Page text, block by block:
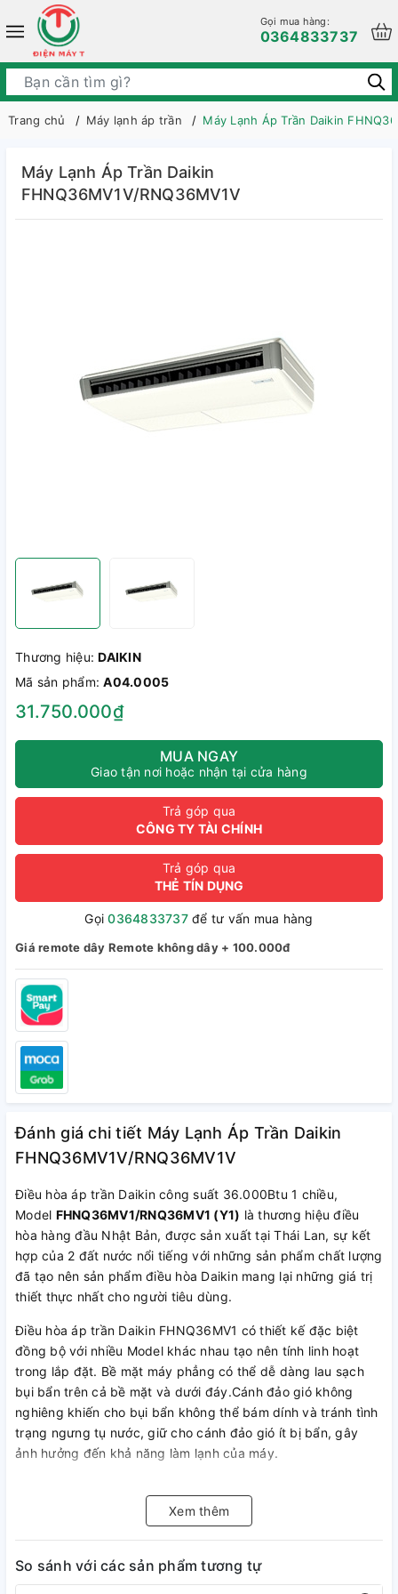
Gọi mua hàng:
0364833737
Trang chủ Máy lạnh áp trần Máy Lạnh Áp Trần Daikin
Máy Lạnh Áp Trần Daikin
FHNQ36MV1V/RNQ36MV1V
Thương hiệu:DAIKIN
Mã sản phẩm:A04.0005
31.750.000₫
MUA NGAY
Giao tận nơi hoặc nhận tại cửa hàng
Trả góp qua
CÔNG TY TÀI CHÍNH
Trả góp qua
THẺ TÍN DỤNG
Gọi0364833737để tư vấn mua hàng
Giá remote dây Remote không dây + 100.000đ
Đánh giá chi tiết Máy Lạnh Áp Trần Daikin
FHNQ36MV1V/RNQ36MV1V
Điều hòa áp trần Daikin công suất 36.000Btu 1 chiều,
Model FHNQ36MV1/RNQ36MV1 (Y1) là thương hiệu điều
hòa hàng đầu Nhật Bản, được sản xuất tại Thái Lan, sự kết
hợp của 2 đất nước nổi tiếng với những sản phẩm chất lượng
đã tạo nên sản phẩm điều hòa Daikin mang lại những giá trị
thiết thực nhất cho người tiêu dùng.
Điều hòa áp trần Daikin FHNQ36MV1 có thiết kế đặc biệt
đồng bộ với nhiều Model khác nhau tạo nên tính linh hoạt
trong lắp đặt. Bề mặt máy phẳng có thể dễ dàng lau sạch
bụi bẩn trên cả bề mặt và dưới đáy.Cánh đảo gió không
nghiêng khiến cho bụi bẩn không thể bám dính và tránh tình
trạng ngưng tụ nước, giữ cho cánh đảo gió ít bị bẩn, gây
ảnh hưởng đến khả năng làm lạnh của máy.
tuổi thọ của lưới lọc và tăng thời gian làm việc khi ở môi
trường khắc nghiệt như nhà hàng và những môi trường
chống lại những tác nhân gây hại, làm giảm tuổi thọ của dàn.
Đặc biệt phát huy tác dụng ở những môi trường nhiều mưa
Xem thêm
So sánh với các sản phẩm tương tự